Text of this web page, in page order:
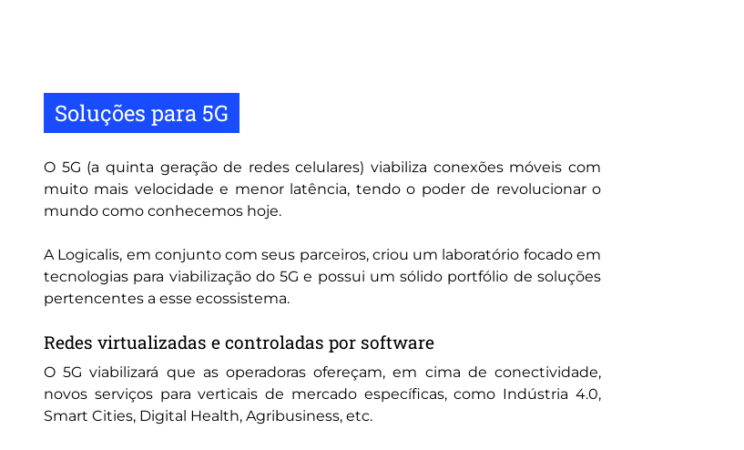
Soluções para 5G
O 5G (a quinta geração de redes celulares) viabiliza conexões móveis com
muito mais velocidade e menor latência, tendo o poder de revolucionar o
mundo como conhecemos hoje.
A Logicalis, em conjunto com seus parceiros, criou um laboratório focado em
tecnologias para viabilização do 5G e possui um sólido portfólio de soluções
pertencentes a esse ecossistema.
Redes virtualizadas e controladas por software
O 5G viabilizará que as operadoras ofereçam, em cima de conectividade,
novos serviços para verticais de mercado específicas, como Indústria 4.0,
Smart Cities, Digital Health, Agribusiness, etc.